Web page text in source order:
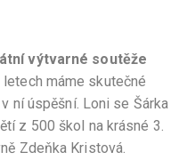
výtvarné soutěže
máme skutečné
ní úspěšní. Loni se Šárka
z 500 škol na krásné 3.
Zdeňka Kristová.